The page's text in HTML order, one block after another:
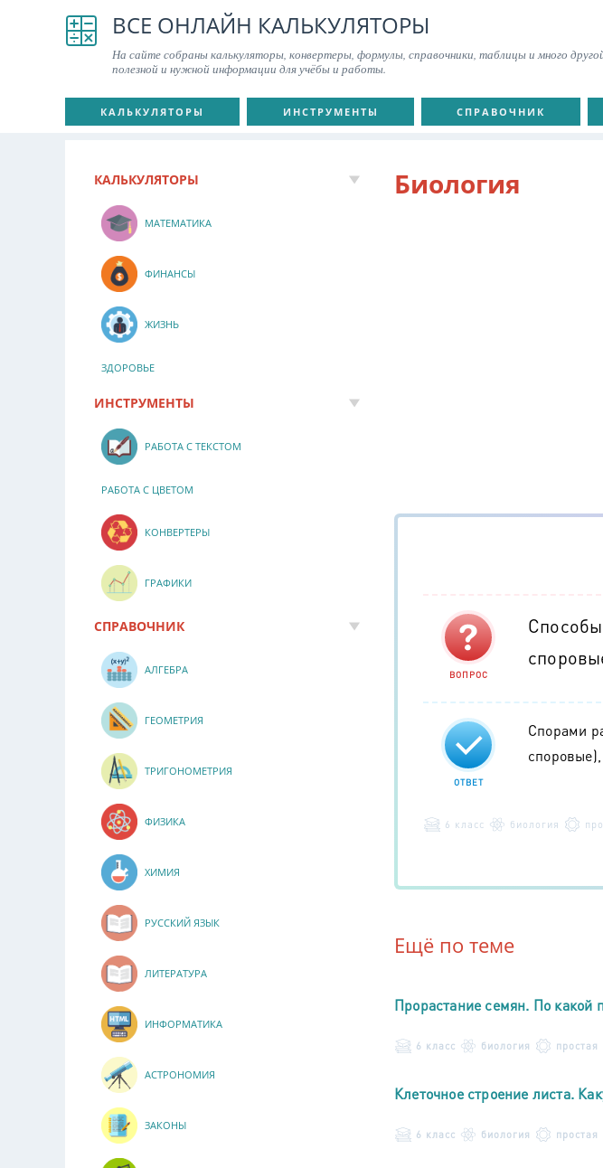
ВСЕ ОНЛАЙН КАЛЬКУЛЯТОРЫ
На сайте собраны калькуляторы, конвертеры, формулы, справочники, таблицы и много
полезной и нужной информации для учёбы и работы.
КАЛЬКУЛЯТОРЫ ИНСТРУМЕНТЫ СПРАВОЧНИК
Биология
ВОПРОС
ОТВЕТ
Спорами
6 класс биология
Ещё по теме
Прорастание семян. По какой
6 класс биология простая
Клеточное строение листа.
6 класс биология простая
КАЛЬКУЛЯТОРЫ
МАТЕМАТИКА
ФИНАНСЫ
ЖИЗНЬ
ЗДОРОВЬЕ
ИНСТРУМЕНТЫ
РАБОТА С ТЕКСТОМ
РАБОТА С ЦВЕТОМ
КОНВЕРТЕРЫ
ГРАФИКИ
СПРАВОЧНИК
АЛГЕБРА
ГЕОМЕТРИЯ
ТРИГОНОМЕТРИЯ
ФИЗИКА
ХИМИЯ
РУССКИЙ ЯЗЫК
ЛИТЕРАТУРА
ИНФОРМАТИКА
АСТРОНОМИЯ
ЗАКОНЫ